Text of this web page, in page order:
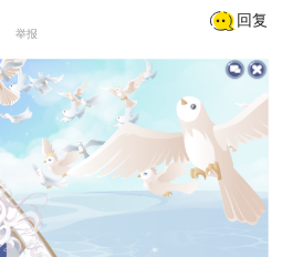
举报
回复